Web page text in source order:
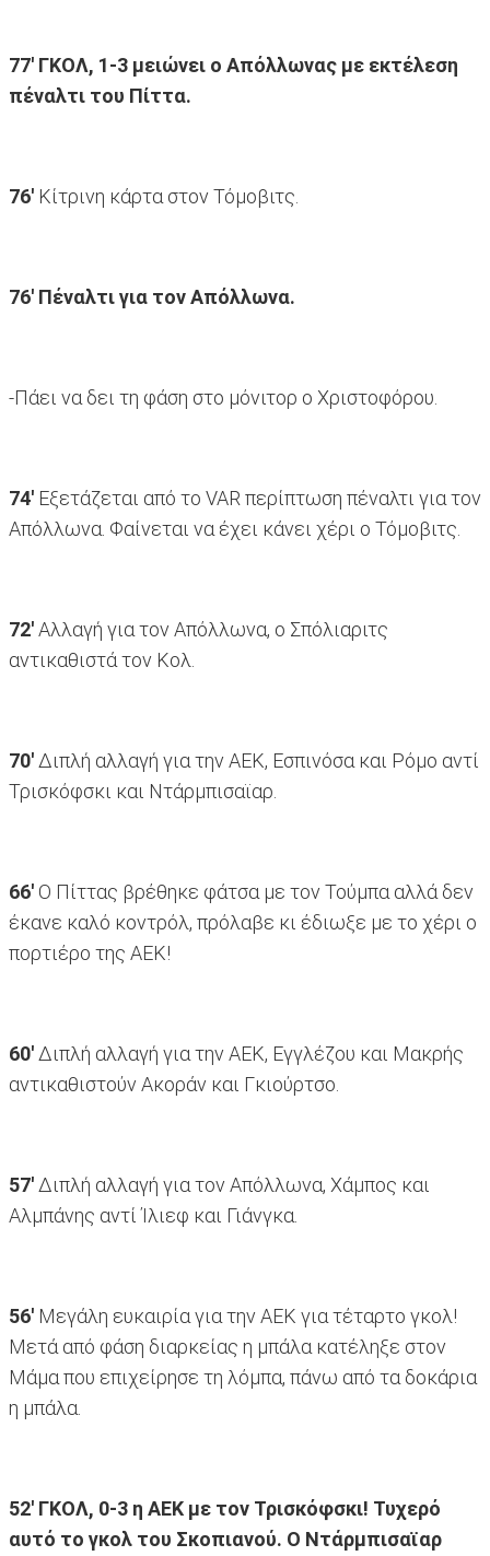
77' ΓΚΟΛ, 1-3 μειώνει ο Απόλλωνας με εκτέλεση
πέναλτι του Πίττα.
76' Κίτρινη κάρτα στον Τόμοβιτς.
76' Πέναλτι για τον Απόλλωνα.
-Πάει να δει τη φάση στο μόνιτορ ο Χριστοφόρου.
74' Εξετάζεται από το VAR περίπτωση πέναλτι για τον
Απόλλωνα. Φαίνεται να έχει κάνει χέρι ο Τόμοβιτς.
72'Αλλαγή για τον Απόλλωνα, ο Σπόλιαριτς
αντικαθιστά τον Κολ.
70'Διπλή αλλαγή για την ΑΕΚ, Εσπινόσα και Ρόμο αντί
Τρισκόφσκι και Ντάρμπισαϊαρ.
66' Ο Πίττας βρέθηκε φάτσα με τον Τούμπα αλλά δεν
έκανε καλό κοντρόλ, πρόλαβε κι έδιωξε με το χέρι ο
πορτιέρο της ΑΕΚ!
60'Διπλή αλλαγή για την ΑΕΚ, Εγγλέζου και Μακρής
αντικαθιστούν Ακοράν και Γκιούρτσο.
57'Διπλή αλλαγή για τον Απόλλωνα, Χάμπος και
Αλμπάνης αντί Ίλιεφ και Γιάνγκα.
56' Mεγάλη ευκαιρία για την ΑΕΚ για τέταρτο γκολ!
Μετά από φάση διαρκείας η μπάλα κατέληξε στον
Μάμα που επιχείρησε τη λόμπα, πάνω από τα δοκάρια
η μπάλα.
52' ΓΚΟΛ, 0-3 η ΑΕΚ με τον Τρισκόφσκι! Τυχερό
αυτό το γκολ του Σκοπιανού. Ο Ντάρμπισαϊαρ